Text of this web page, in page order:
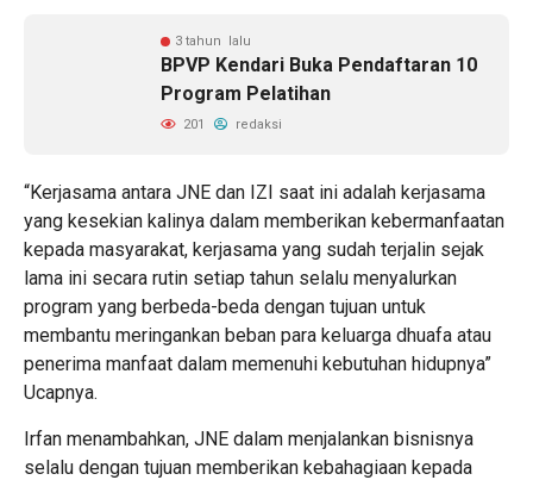
3 tahun lalu
BPVP Kendari Buka Pendaftaran 10
Program Pelatihan
201 redaksi
“Kerjasama antara JNE dan IZI saat ini adalah kerjasama
yang kesekian kalinya dalam memberikan kebermanfaatan
kepada masyarakat, kerjasama yang sudah terjalin sejak
lama ini secara rutin setiap tahun selalu menyalurkan
program yang berbeda-beda dengan tujuan untuk
membantu meringankan beban para keluarga dhuafa atau
penerima manfaat dalam memenuhi kebutuhan hidupnya”
Ucapnya.
Irfan menambahkan, JNE dalam menjalankan bisnisnya
selalu dengan tujuan memberikan kebahagiaan kepada